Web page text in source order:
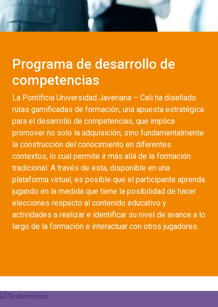
Programa de desarrollo de
competencias
La Pontificia Universidad Javeriana – Cali ha diseñado
rutas gamificadas de formación, una apuesta estratégica
para el desarrollo de competencias, que implica
promover no solo la adquisición, sino fundamentalmente
la construcción del conocimiento en diferentes
contextos, lo cual permite ir más allá de la formación
tradicional. A través de esta, disponible en una
plataforma virtual, es posible que el participante aprenda
jugando en la medida que tiene la posibilidad de hacer
elecciones respecto al contenido educativo y
actividades a realizar e identificar su nivel de avance a lo
largo de la formación e interactuar con otros jugadores.